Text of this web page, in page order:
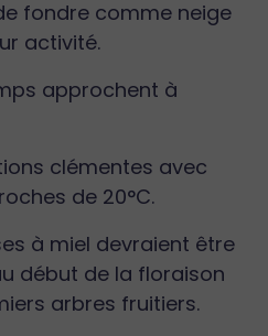
fondre comme neige
activité.
approchent à
clémentes avec
de 20°C.
à miel devraient être
début de la floraison
arbres fruitiers.